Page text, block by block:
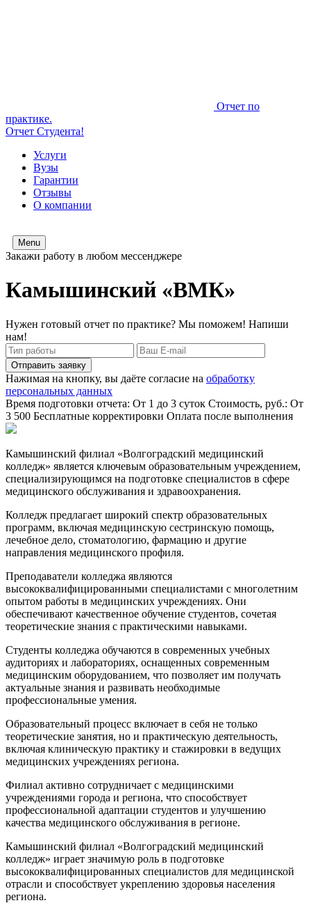
Отчет по
практике.
Отчет Студента!
Услуги
Вузы
Гарантии
Отзывы
О компании
Menu
Закажи работу в любом мессенджере
Камышинский «ВМК»
Нужен готовый отчет по практике? Мы поможем! Напиши
нам!
Отправить заявку
Нажимая на кнопку, вы даёте согласие на обработку
персональных данных
Время подготовки отчета: От 1 до 3 суток Стоимость, руб.: От
3 500 Бесплатные корректировки Оплата после выполнения
Камышинский филиал «Волгоградский медицинский
колледж» является ключевым образовательным учреждением,
специализирующимся на подготовке специалистов в сфере
медицинского обслуживания и здравоохранения.
Колледж предлагает широкий спектр образовательных
программ, включая медицинскую сестринскую помощь,
лечебное дело, стоматологию, фармацию и другие
направления медицинского профиля.
Преподаватели колледжа являются
высококвалифицированными специалистами с многолетним
опытом работы в медицинских учреждениях. Они
обеспечивают качественное обучение студентов, сочетая
теоретические знания с практическими навыками.
Студенты колледжа обучаются в современных учебных
аудиториях и лабораториях, оснащенных современным
медицинским оборудованием, что позволяет им получать
актуальные знания и развивать необходимые
профессиональные умения.
Образовательный процесс включает в себя не только
теоретические занятия, но и практическую деятельность,
включая клиническую практику и стажировки в ведущих
медицинских учреждениях региона.
Филиал активно сотрудничает с медицинскими
учреждениями города и региона, что способствует
профессиональной адаптации студентов и улучшению
качества медицинского обслуживания в регионе.
Камышинский филиал «Волгоградский медицинский
колледж» играет значимую роль в подготовке
высококвалифицированных специалистов для медицинской
отрасли и способствует укреплению здоровья населения
региона.